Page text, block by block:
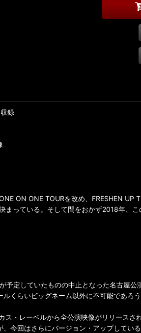
録
ON ONE TOURを改め、FRESHEN
っている。そして間をおかず2018年、
予定していたものの中止となった名古屋
くらいビッグネーム以外に不可能であ
・レーベルから全公演映像がリリース
今回はさらにバージョン・アップして